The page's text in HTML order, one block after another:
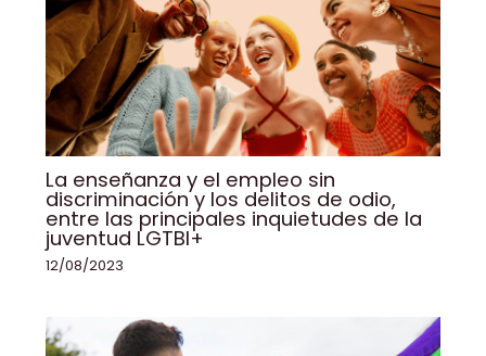
La enseñanza y el empleo sin
discriminación y los delitos de odio,
entre las principales inquietudes de la
juventud LGTBI+
12/08/2023